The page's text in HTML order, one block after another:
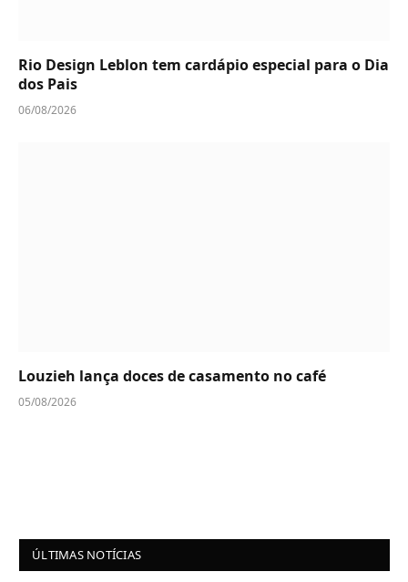
Rio Design Leblon tem cardápio especial para o Dia
dos Pais
06/08/2026
Louzieh lança doces de casamento no café
05/08/2026
ÚLTIMAS NOTÍCIAS